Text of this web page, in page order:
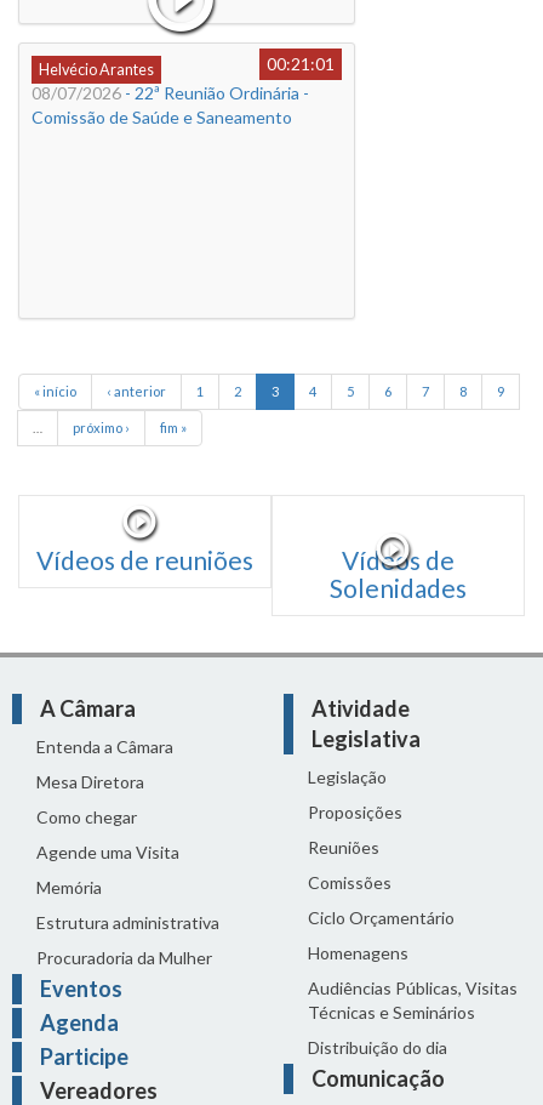
Helvécio Arantes
00:21:01
08/07/2026 - 22ª Reunião Ordinária -
Comissão de Saúde e Saneamento
« início ‹ anterior 1 2 3 4 5 6 7 8 9
próximo › fim »
Vídeos de reuniões
Vídeos de
Solenidades
A Câmara
Entenda a Câmara
Mesa Diretora
Como chegar
Agende uma Visita
Memória
Estrutura administrativa
Procuradoria da Mulher
Eventos
Agenda
Participe
Vereadores
Atividade
Legislativa
Legislação
Proposições
Reuniões
Comissões
Ciclo Orçamentário
Homenagens
Audiências Públicas, Visitas
Técnicas e Seminários
Distribuição do dia
Comunicação